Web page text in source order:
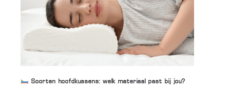
Soorten hoofdkussens: welk materiaal past bij jou?